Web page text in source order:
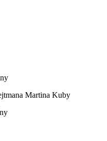
Martina Kuby